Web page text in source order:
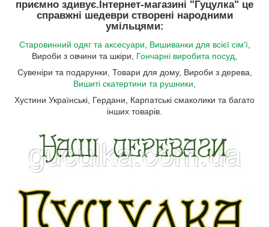
приємно здивує. Інтернет-магазині "Гуцулка" це
справжні шедеври створені народними
умільцями:
Старовинний одяг та аксесуари Вишиванки для всієї сім'ї,
Вироби з овчини та шкіри,
Гончарні виробита посуд
Сувеніри та подарунки, Товари для дому, Вироби з дерева,
Вишиті скатертини та рушники
Хустини Українські, Гердани, Карпатські смаколики та багато
інших товарів.